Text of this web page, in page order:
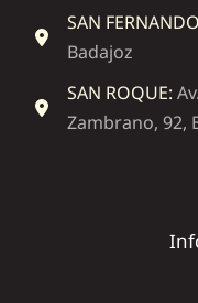
SAN
Badajoz
SAN ROQUE:
Zambrano, 92,